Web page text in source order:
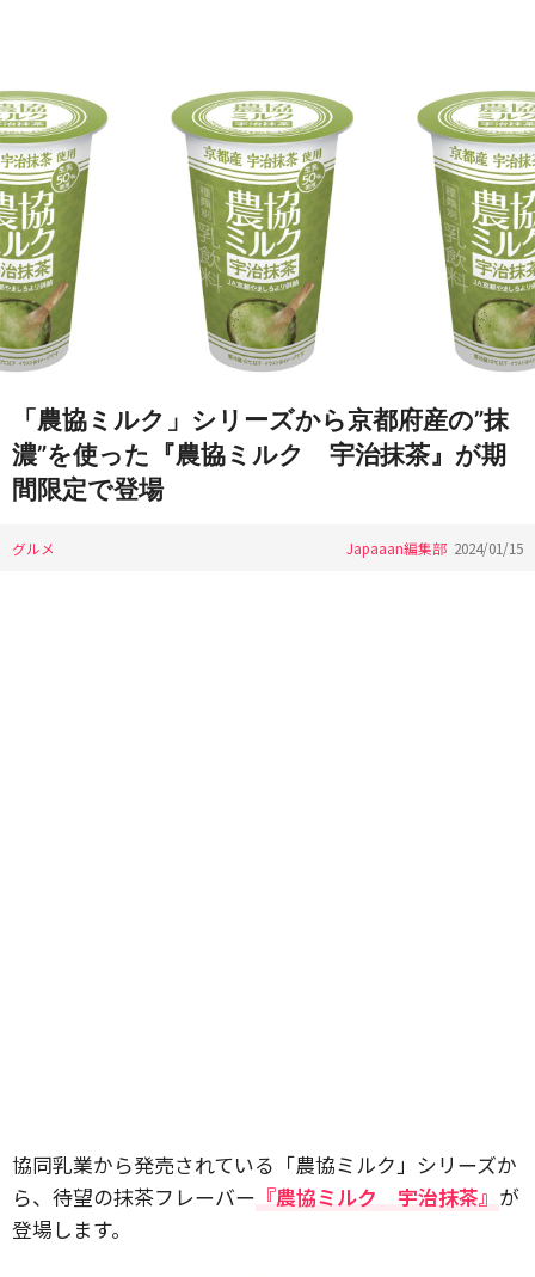
「農協ミルク」シリーズから京都府産の”抹
濃”を使った『農協ミルク 宇治抹茶』が期
間限定で登場
グルメ Japaaan編集部 2024/01/15
協同乳業から発売されている「農協ミルク」シリーズか
ら、待望の抹茶フレーバー 『農協ミルク 宇治抹茶』 が
登場します。